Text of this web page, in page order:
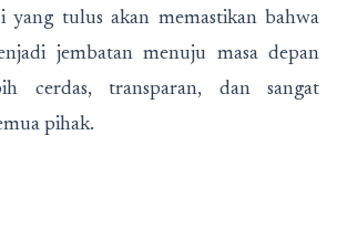
yang tulus akan memastikan bahwa
jembatan menuju masa depan
cerdas, transparan, dan sangat
pihak.